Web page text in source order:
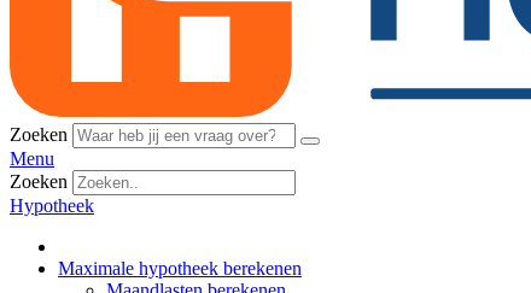
Zoeken
Menu
Zoeken
Hypotheek
Maximale hypotheek berekenen